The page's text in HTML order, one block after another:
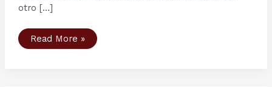
otro […]
Segunda
Temporada
Read More »